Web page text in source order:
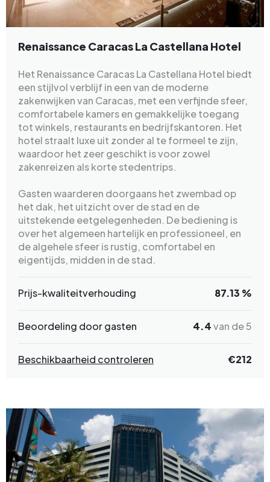
Renaissance Caracas La Castellana Hotel
Het Renaissance Caracas La Castellana Hotel biedt
een stijlvol verblijf in een van de moderne
zakenwijken van Caracas, met een verfijnde sfeer,
comfortabele kamers en gemakkelijke toegang
tot winkels, restaurants en bedrijfskantoren. Het
hotel straalt luxe uit zonder al te formeel te zijn,
waardoor het zeer geschikt is voor zowel
zakenreizen als korte stedentrips.
Gasten waarderen doorgaans het zwembad op
het dak, het uitzicht over de stad en de
uitstekende eetgelegenheden. De bediening is
over het algemeen hartelijk en professioneel, en
de algehele sfeer is rustig, comfortabel en
eigentijds, midden in de stad.
Prijs-kwaliteitverhouding 87.13 %
Beoordeling door gasten 4.4van de 5
Beschikbaarheid controleren €212